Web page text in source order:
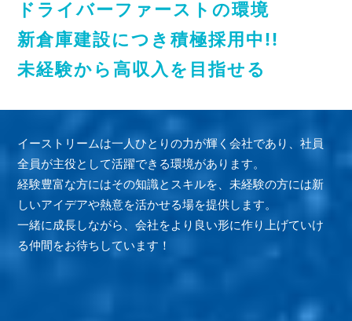
ドライバーファーストの環境
新倉庫建設につき積極採用中!!
未経験から高収入を目指せる
イーストリームは一人ひとりの力が輝く会社であり、社員
全員が主役として活躍できる環境があります。
経験豊富な方にはその知識とスキルを、未経験の方には新
しいアイデアや熱意を活かせる場を提供します。
一緒に成長しながら、会社をより良い形に作り上げていけ
る仲間をお待ちしています！